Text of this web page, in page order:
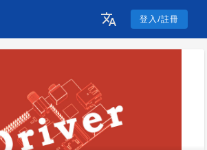
登入/註冊